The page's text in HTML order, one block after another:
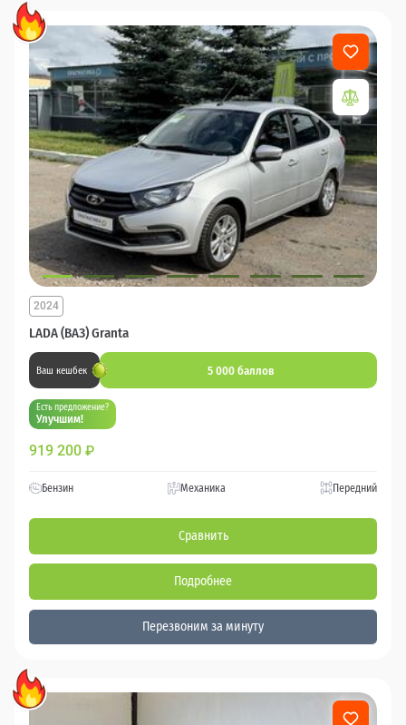
LADA (ВАЗ) Granta
2024
Ваш кешбек 5 000 баллов
Есть предложение?
Улучшим!
919 200 ₽
Бензин Механика Передний
Сравнить
Подробнее
Перезвоним за минуту